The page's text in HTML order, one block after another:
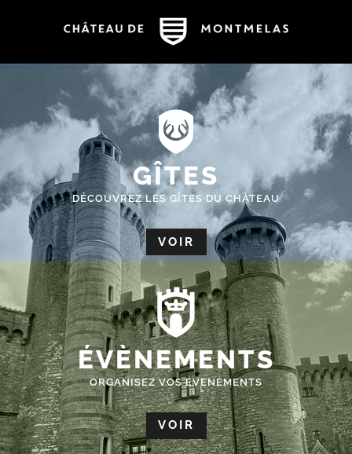
GÎTES
DÉCOUVREZ LES GÎTES DU CHÂTEAU
VOIR
ÉVÈNEMENTS
ORGANISEZ VOS EVENEMENTS
VOIR